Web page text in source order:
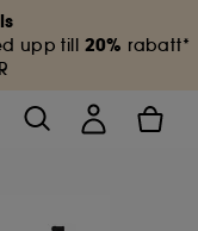
upp till 20% rabatt*